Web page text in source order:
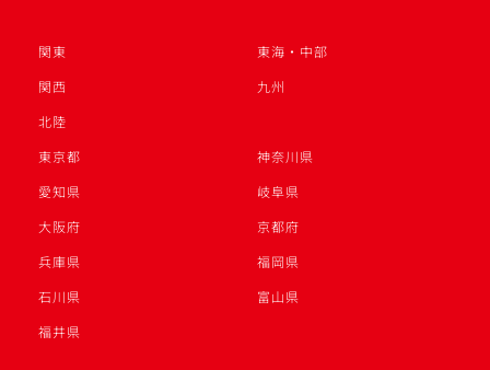
関東
東海・中部
関西
九州
北陸
東京都
神奈川県
愛知県
岐阜県
大阪府
京都府
兵庫県
福岡県
石川県
富山県
福井県